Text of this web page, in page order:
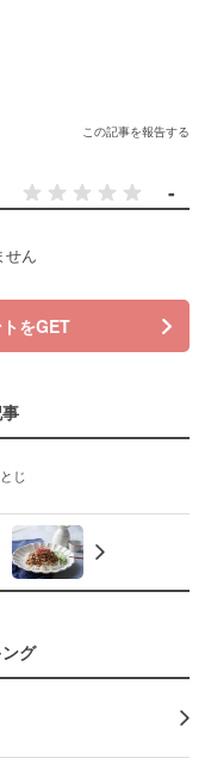
この記事を報告する
-
せん
をGET
じ
グ